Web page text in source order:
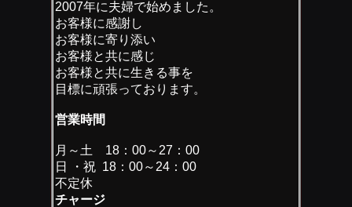
2007年に夫婦で始めました。
お客様に感謝し
お客様に寄り添い
お客様と共に感じ
お客様と共に生きる事を
目標に頑張っております。
営業時間
月～土 18：00～27：00
日 ・祝 18：00～24：00
不定休
チャージ